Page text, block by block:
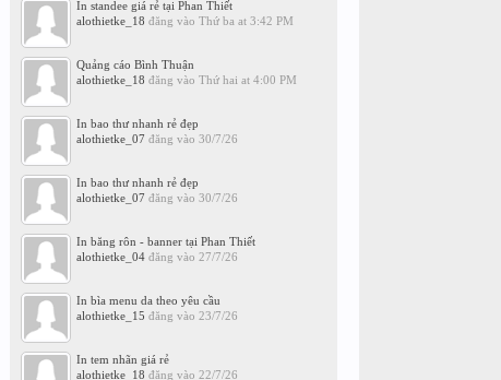
In standee giá rẻ tại Phan Thiết
alothietke_18 đăng vào Thứ ba at 3:42 PM
Quảng cáo Bình Thuận
alothietke_18 đăng vào Thứ hai at 4:00 PM
In bao thư nhanh rẻ đẹp
alothietke_07 đăng vào 30/7/26
In bao thư nhanh rẻ đẹp
alothietke_07 đăng vào 30/7/26
In băng rôn - banner tại Phan Thiết
alothietke_04đăng vào 27/7/26
In bìa menu da theo yêu cầu
alothietke_15 đăng vào 23/7/26
In tem nhãn giá rẻ
alothietke_18 đăng vào 22/7/26